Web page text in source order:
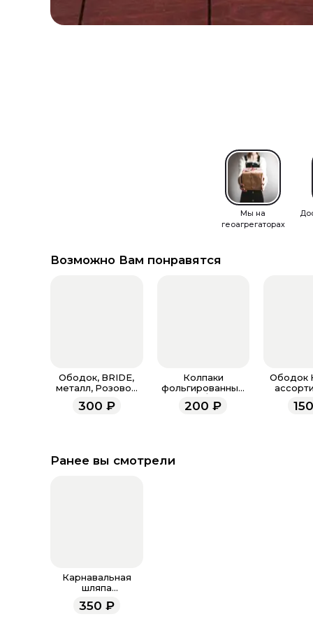
Мы на
геоагрегаторах
Возможно Вам понравятся
Ободок, BRIDE,
металл, Розовое
300 ₽
Колпаки
фольгированные
шт. /
200 ₽
Ободок
150
Ранее вы смотрели
Карнавальная
шляпа
«Привидение»
350 ₽